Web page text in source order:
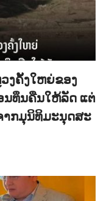
ງຄັ້ງໃຫຍ່ຂອງ
ນທຶນຄືນໃຫ້ລັດ ແຕ່
າກມຸນິທິມະນຸດສະ